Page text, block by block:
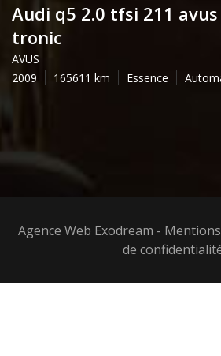
audi q5 2.0 tfsi 211 avus suattro s
tronic
AVUS
2009
165611 Essence
Agence Web Exodream -
de